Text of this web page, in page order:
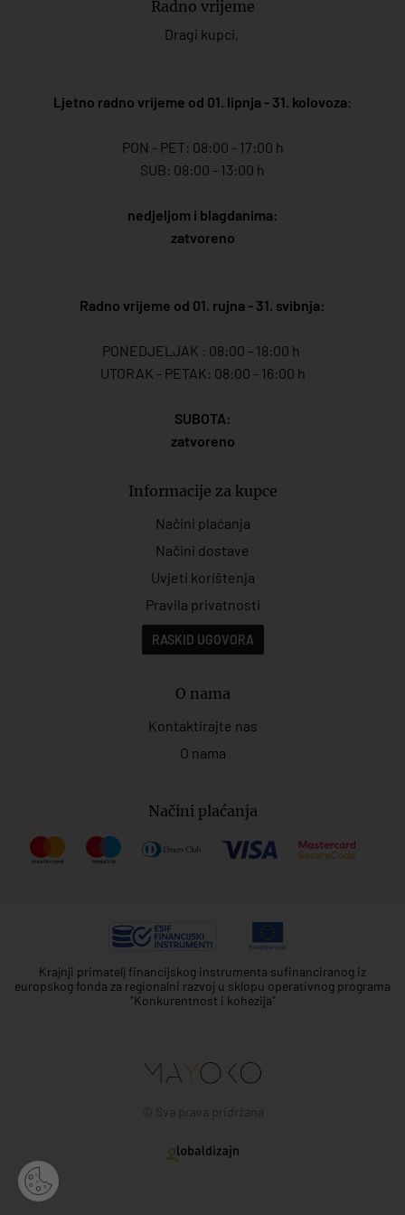
Radno vrijeme
Dragi kupci,
Ljetno radno vrijeme od 01. lipnja - 31. kolovoza:
PON - PET: 08:00 - 17:00 h
SUB: 08:00 - 13:00 h
nedjeljom i blagdanima:
zatvoreno
Radno vrijeme od 01. rujna - 31. svibnja:
PONEDJELJAK : 08:00 - 18:00 h
UTORAK - PETAK: 08:00 - 16:00 h
SUBOTA:
zatvoreno
Informacije za kupce
Načini plaćanja
Načini dostave
Uvjeti korištenja
Pravila privatnosti
RASKID UGOVORA
O nama
Kontaktirajte nas
O nama
Načini plaćanja
Krajnji primatelj financijskog instrumenta sufinanciranog iz
europskog fonda za regionalni razvoj u sklopu operativnog programa
"Konkurentnost i kohezija"
© Sva prava pridržana